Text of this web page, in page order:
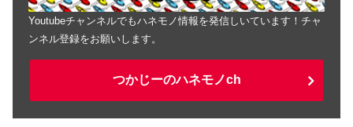
Youtubeチャンネルでもハネモノ情報を発信しいています！チャ
ンネル登録をお願いします。
つかじーのハネモノch